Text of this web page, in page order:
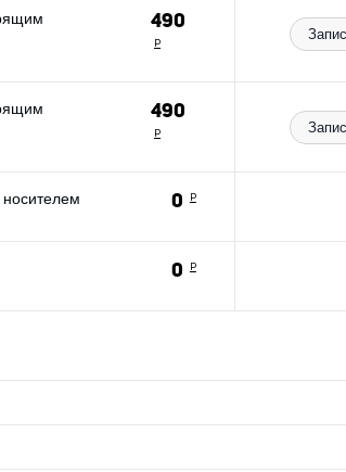
490
Р
490
Р
0 Р
0 Р